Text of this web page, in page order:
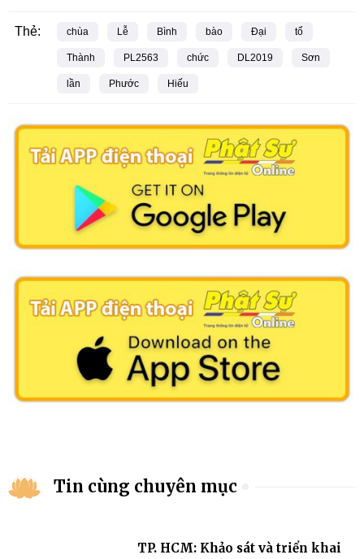
Thẻ: chùa Lễ Bình bào Đại tổ
Thành PL2563 chức DL2019 Sơn
lần Phước Hiếu
Tin cùng chuyên mục
TP. HCM: Khảo sát và triển khai